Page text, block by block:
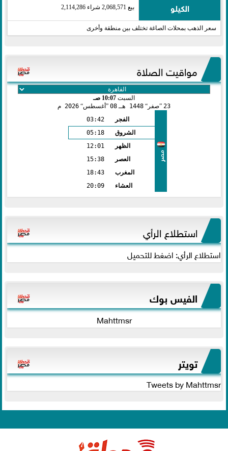
الكيلو بيع 2,068,571 شراء 2,114,286
سعر الذهب بمحلات الصاغة تختلف بين منطقة وأخرى
مواقيت الصلاة
السبت 10:07 صـ
23 صفر 1448 هـ 08 أغسطس 2026 م
مصر
الفجر
03:42
الشروق
05:18
الظهر
12:01
العصر
15:38
المغرب
18:43
العشاء
20:09
استطلاع الرأي
استطلاع الرأي: اضغط للتحميل
الفيس بوك
Mahttmsr
تويتر
Tweets by Mahttmsr